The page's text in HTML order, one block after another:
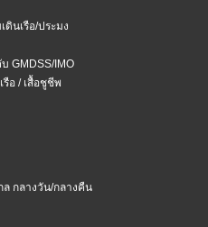
ดินเรือ/ประมง
GMDSS/IMO
อ / เสื้อชูชีพ
ล กลางวัน/กลางคืน